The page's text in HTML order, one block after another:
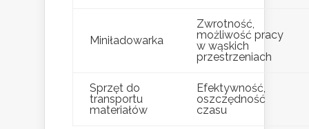
Miniładowarka
Zwrotność,
możliwość pracy
w wąskich
przestrzeniach
Sprzęt do
transportu
materiałów
Efektywność,
oszczędność
czasu